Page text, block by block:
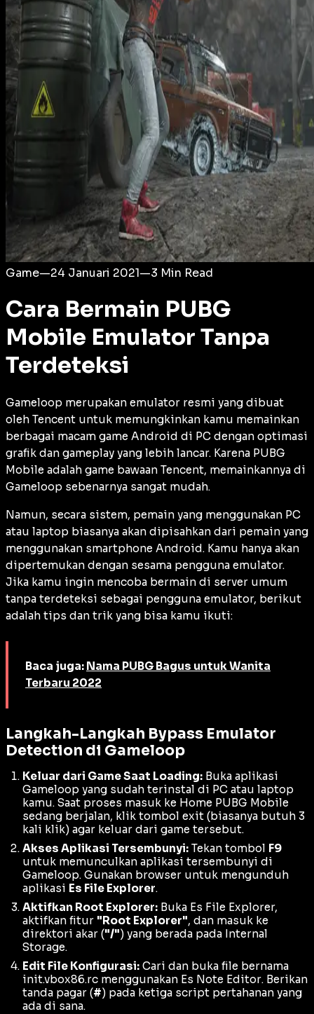
Game—24 Januari 2021—3 Min Read
Cara Bermain PUBG
Mobile Emulator Tanpa
Terdeteksi
Gameloop merupakan emulator resmi yang dibuat
oleh Tencent untuk memungkinkan kamu memainkan
berbagai macam game Android di PC dengan optimasi
grafik dan gameplay yang lebih lancar. Karena PUBG
Mobile adalah game bawaan Tencent, memainkannya di
Gameloop sebenarnya sangat mudah.
Namun, secara sistem, pemain yang menggunakan PC
atau laptop biasanya akan dipisahkan dari pemain yang
menggunakan smartphone Android. Kamu hanya akan
dipertemukan dengan sesama pengguna emulator.
Jika kamu ingin mencoba bermain di server umum
tanpa terdeteksi sebagai pengguna emulator, berikut
adalah tips dan trik yang bisa kamu ikuti:
Baca juga: Nama PUBG Bagus untuk Wanita
Terbaru 2022
Langkah-Langkah Bypass Emulator
Detection di Gameloop
Keluar dari Game Saat Loading: Buka aplikasi
Gameloop yang sudah terinstal di PC atau laptop
kamu. Saat proses masuk ke Home PUBG Mobile
sedang berjalan, klik tombol exit (biasanya butuh 3
kali klik) agar keluar dari game tersebut.
Akses Aplikasi Tersembunyi: Tekan tombol F9
untuk memunculkan aplikasi tersembunyi di
Gameloop. Gunakan browser untuk mengunduh
aplikasi Es File Explorer.
Aktifkan Root Explorer: Buka Es File Explorer,
aktifkan fitur "Root Explorer", dan masuk ke
direktori akar ("/") yang berada pada Internal
Storage.
Edit File Konfigurasi: Cari dan buka file bernama
init.vbox86.rc menggunakan Es Note Editor. Berikan
tanda pagar (#) pada ketiga script pertahanan yang
ada di sana.